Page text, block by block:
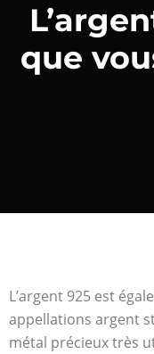
que
L’argent 925 est
appellations argent
métal précieux très